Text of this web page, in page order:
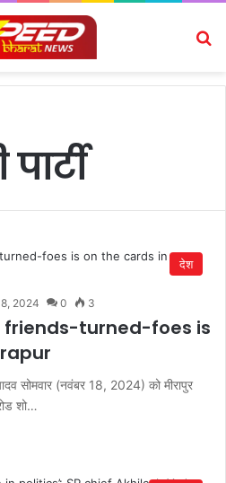
देश
2024 0 3
turned-foes is
सोमवार (नवंबर 18, 2024) को मीरापुर
शो…